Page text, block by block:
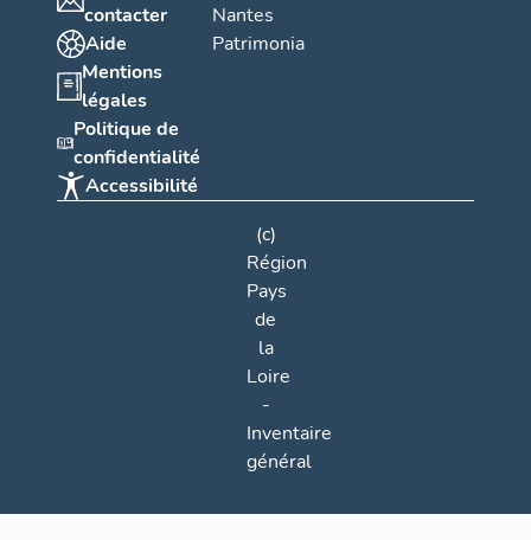
contacter
Aide
Mentions
légales
Politique de
confidentialité
Accessibilité
Nantes
Patrimonia
(c)
Région
Pays
de
la
Loire
-
Inventaire
général